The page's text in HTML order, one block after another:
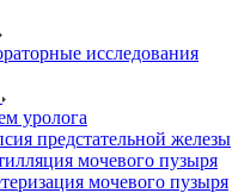
исследования
уролога
предстательной железы
мочевого пузыря
мочевого пузыря